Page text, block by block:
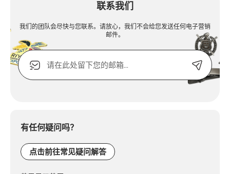
联系我们
我们的团队会尽快与您联系。请放心，我们不会给您发送任何电子营销
邮件。
电
子
邮
电
有任何疑问吗？
点击前往常见疑问解答